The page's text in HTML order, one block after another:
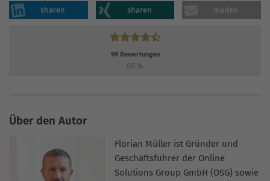
sharen sharen mailen
99Bewertungen
88 %
Über den Autor
Florian Müller ist Gründer und
Geschäftsführer der Online
Solutions Group GmbH (OSG) sowie